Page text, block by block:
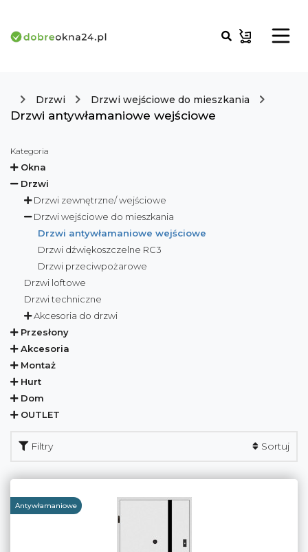
Drzwi Drzwi wejściowe do mieszkania
Drzwi antywłamaniowe wejściowe
Kategoria
Okna
Drzwi
Drzwi zewnętrzne/ wejściowe
Drzwi wejściowe do mieszkania
Drzwi antywłamaniowe wejściowe
Drzwi dźwiękoszczelne RC3
Drzwi przeciwpożarowe
Drzwi loftowe
Drzwi techniczne
Akcesoria do drzwi
Przesłony
Akcesoria
Montaż
Hurt
Dom
OUTLET
Filtry Sortuj
Antywłamaniowe